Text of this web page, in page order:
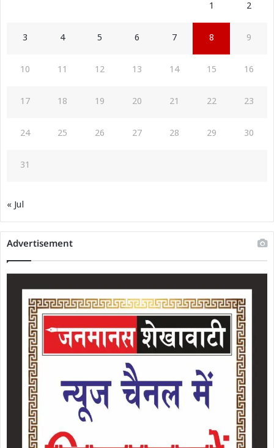
1 2
3 4 5 6 7 8 9
10 11 12 13 14 15 16
17 18 19 20 21 22 23
24 25 26 27 28 29 30
31
« Jul
Advertisement